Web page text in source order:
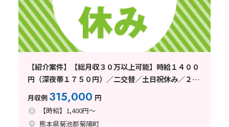
【紹介案件】【総月収３０万以上可能】時給１４００
円（深夜帯１７５０円）／二交替／土日祝休み／２０
～３０代男女活躍
月収例 315,000 円
【時給】1,400円～
熊本県菊池郡菊陽町